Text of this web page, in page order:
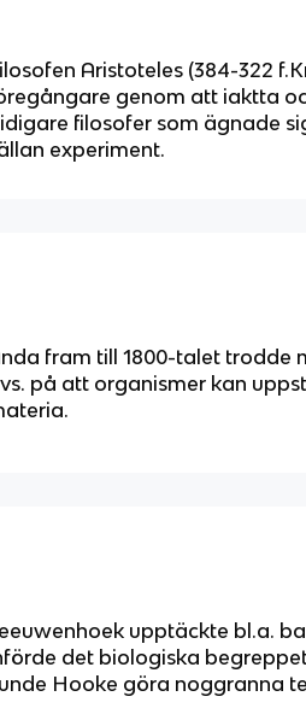
Aristoteles (384-322
genom att iaktta
filosofer som ägnade
experiment.
fram till 1800-talet trodde
på att organismer kan
upptäckte bl.a.
det biologiska
Hooke göra noggranna